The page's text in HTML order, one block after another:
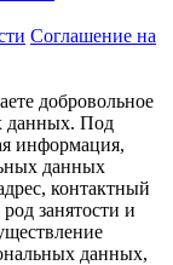
Соглашение на
добровольное
данных. Под
информация,
данных
контактный
занятости и
данных,